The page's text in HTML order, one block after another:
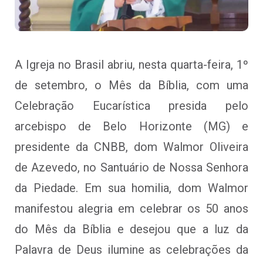
A Igreja no Brasil abriu, nesta quarta-feira, 1º
de setembro, o Mês da Bíblia, com uma
Celebração Eucarística presida pelo
arcebispo de Belo Horizonte (MG) e
presidente da CNBB, dom Walmor Oliveira
de Azevedo, no Santuário de Nossa Senhora
da Piedade. Em sua homilia, dom Walmor
manifestou alegria em celebrar os 50 anos
do Mês da Bíblia e desejou que a luz da
Palavra de Deus ilumine as celebrações da